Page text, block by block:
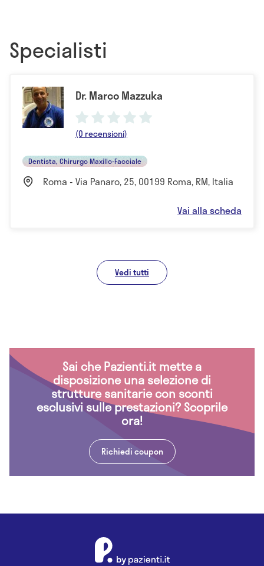
Specialisti
Dr. Marco Mazzuka
(0 recensioni)
Dentista, Chirurgo Maxillo-Facciale
Roma - Via Panaro, 25, 00199 Roma, RM, Italia
Vai alla scheda
Vedi tutti
Sai che Pazienti.it mette a
disposizione una selezione di
strutture sanitarie con sconti
esclusivi sulle prestazioni? Scoprile
ora!
Richiedi coupon